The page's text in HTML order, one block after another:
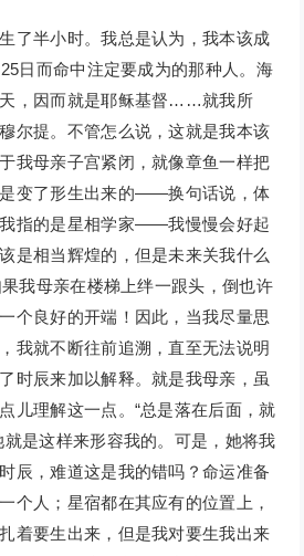
了半小时。我总是认为，我本该成
日而命中注定要成为的那种人。海
，因而就是耶稣基督……就我所
尔提。不管怎么说，这就是我本该
我母亲子宫紧闭，就像章鱼一样把
变了形生出来的——换句话说，体
指的是星相学家——我慢慢会好起
是相当辉煌的，但是未来关我什么
我母亲在楼梯上绊一跟头，倒也许
个良好的开端！因此，当我尽量思
我就不断往前追溯，直至无法说明
时辰来加以解释。就是我母亲，虽
儿理解这一点。“总是落在后面，就
是这样来形容我的。可是，她将我
辰，难道这是我的错吗？命运准备
个人；星宿都在其应有的位置上，
着要生出来，但是我对要生我出来